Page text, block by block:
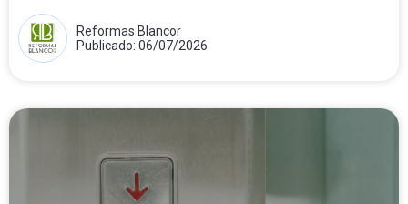
Reformas Blancor
Publicado: 06/07/2026